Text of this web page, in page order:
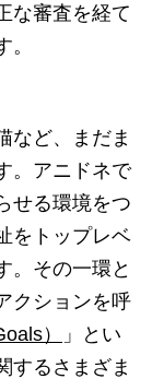
な審査を経て
など、まだま
。アニドネで
せる環境をつ
をトップレベ
。その一環と
クションを呼
）
」とい
するさまざま